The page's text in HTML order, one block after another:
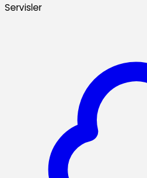
Servisler